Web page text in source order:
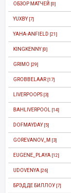
ОБЗОР МАТЧЕЙ [0]
YUXBY [7]
YAHA-ANFIELD [21]
KINGKENNY [0]
GRIMO [29]
GROBBELAAR [17]
LIVERPOOPS [3]
BAHLIVERPOOL [14]
DOFMAYDAY [5]
GOREVANOV_M [3]
EUGENE_PLAYA [12]
UDOVENYA [26]
БРЭД ДЕ БИЛЛОУ [7]